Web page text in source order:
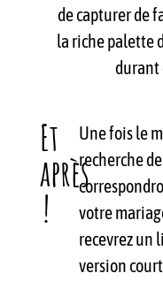
de capturer de
la riche palette
durant
Et
après
!
Une fois le
recherche
votre
recevrez un
version